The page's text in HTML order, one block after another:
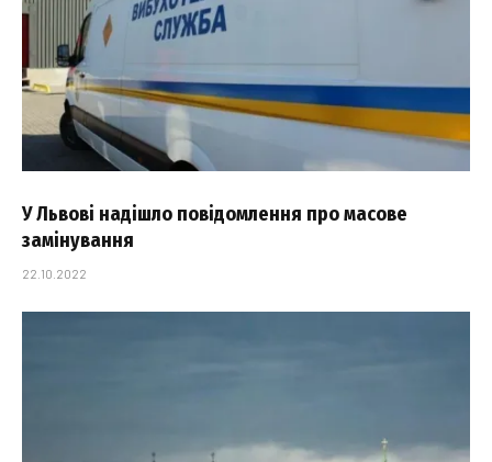
У Львові надішло повідомлення про масове
замінування
22.10.2022